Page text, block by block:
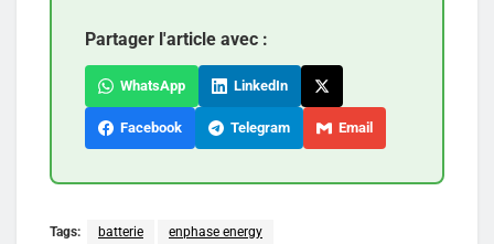
Partager l'article avec :
WhatsApp LinkedIn
Facebook Telegram Email
Tags: batterie enphase energy